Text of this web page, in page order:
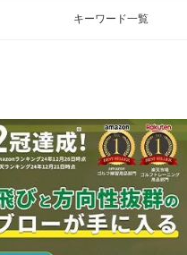
キーワード一覧